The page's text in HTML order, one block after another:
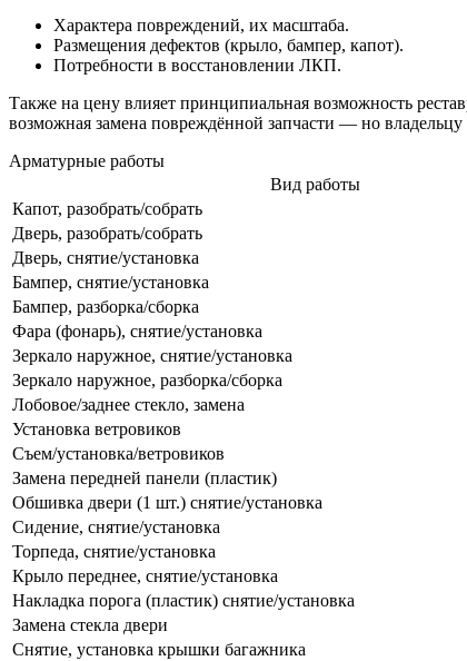
Характера повреждений, их масштаба.
Размещения дефектов (крыло, бампер, капот).
Потребности в восстановлении ЛКП.
Также на цену влияет принципиальная возможность
возможная замена повреждённой запчасти — но
Арматурные работы
Вид работы
Капот, разобрать/собрать
Дверь, разобрать/собрать
Дверь, снятие/установка
Бампер, снятие/установка
Бампер, разборка/сборка
Фара (фонарь), снятие/установка
Зеркало наружное, снятие/установка
Зеркало наружное, разборка/сборка
Лобовое/заднее стекло, замена
Установка ветровиков
Съем/установка/ветровиков
Замена передней панели (пластик)
Обшивка двери (1 шт.) снятие/установка
Сидение, снятие/установка
Торпеда, снятие/установка
Крыло переднее, снятие/установка
Накладка порога (пластик) снятие/установка
Замена стекла двери
Снятие, установка крышки багажника